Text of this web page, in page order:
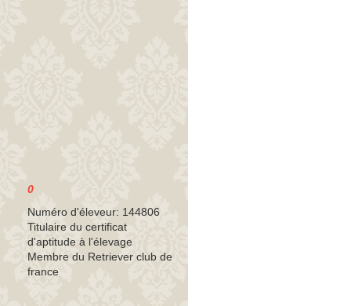
0
Numéro d'éleveur: 144806
Titulaire du certificat
d'aptitude à l'élevage
Membre du Retriever club de
france